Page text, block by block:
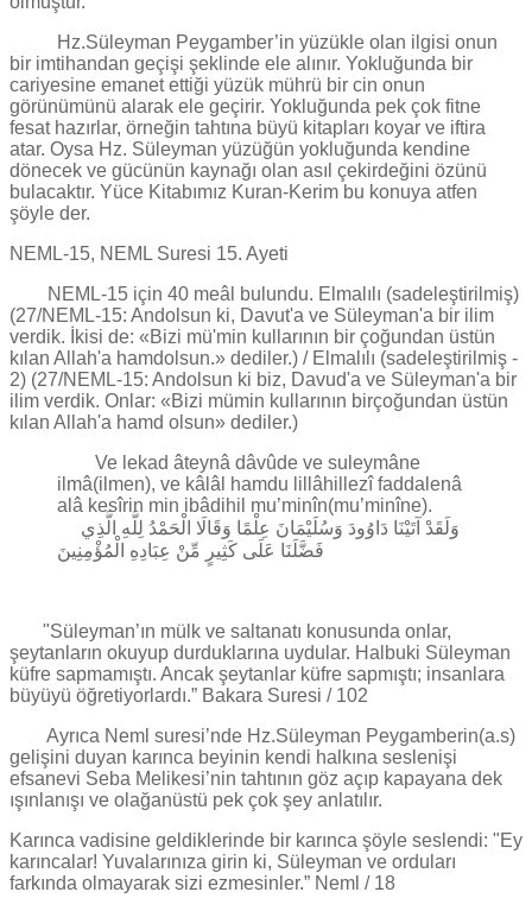
Hz.Süleyman Peygamber’in yüzükle olan ilgisi onun
bir imtihandan geçişi şeklinde ele alınır. Yokluğunda bir
cariyesine emanet ettiği yüzük mührü bir cin onun
görünümünü alarak ele geçirir. Yokluğunda pek çok fitne
fesat hazırlar, örneğin tahtına büyü kitapları koyar ve iftira
atar. Oysa Hz. Süleyman yüzüğün yokluğunda kendine
dönecek ve gücünün kaynağı olan asıl çekirdeğini özünü
bulacaktır. Yüce Kitabımız Kuran-Kerim bu konuya atfen
şöyle der.
NEML-15, NEML Suresi 15. Ayeti
NEML-15 için 40 meâl bulundu. Elmalılı (sadeleştirilmiş)
(27/NEML-15: Andolsun ki, Davut'a ve Süleyman'a bir ilim
verdik. İkisi de: «Bizi mü'min kullarının bir çoğundan üstün
kılan Allah'a hamdolsun.» dediler.) / Elmalılı (sadeleştirilmiş -
2) (27/NEML-15: Andolsun ki biz, Davud'a ve Süleyman'a bir
ilim verdik. Onlar: «Bizi mümin kullarının birçoğundan üstün
kılan Allah'a hamd olsun» dediler.)
Ve lekad âteynâ dâvûde ve suleymâne
ilmâ(ilmen), ve kâlâl hamdu lillâhillezî faddalenâ
alâ kesîrin min ibâdihil mu’minîn(mu’minîne).
فَضَّلَنَا عَلَى كَثِيرٍ مِّنْ عِبَادِهِ الْمُؤْمِنِينَ
"Süleyman’ın mülk ve saltanatı konusunda onlar,
şeytanların okuyup durduklarına uydular. Halbuki Süleyman
küfre sapmamıştı. Ancak şeytanlar küfre sapmıştı; insanlara
büyüyü öğretiyorlardı.” Bakara Suresi / 102
Ayrıca Neml suresi’nde Hz.Süleyman Peygamberin(a.s)
gelişini duyan karınca beyinin kendi halkına seslenişi
efsanevi Seba Melikesi’nin tahtının göz açıp kapayana dek
ışınlanışı ve olağanüstü pek çok şey anlatılır.
Karınca vadisine geldiklerinde bir karınca şöyle seslendi: "Ey
karıncalar! Yuvalarınıza girin ki, Süleyman ve orduları
farkında olmayarak sizi ezmesinler.” Neml / 18